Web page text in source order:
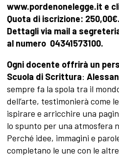
www.pordenonelegge.it e
Quota di iscrizione: 250,00€.
Dettagli via mail a
al numero 04341573100.
Ogni docente offrirà un
Scuola di Scrittura:
sempre fa la spola tra il
dell’arte, testimonierà come
ispirare e arricchire una
lo spunto per una atmosfera
Perché idee, immagini e
completano le une con le